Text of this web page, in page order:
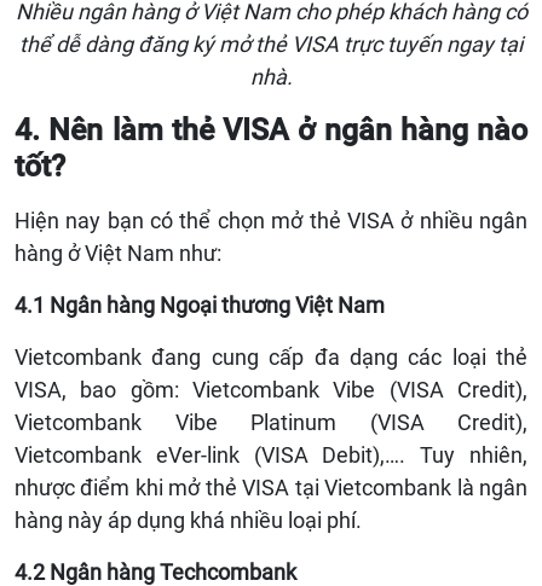
Nhiều ngân hàng ở Việt Nam cho phép khách hàng có
thể dễ dàng đăng ký mở thẻ VISA trực tuyến ngay tại
nhà.
4. Nên làm thẻ VISA ở ngân hàng nào
tốt?
Hiện nay bạn có thể chọn mở thẻ VISA ở nhiều ngân
hàng ở Việt Nam như:
4.1 Ngân hàng Ngoại thương Việt Nam
Vietcombank đang cung cấp đa dạng các loại thẻ
VISA, bao gồm: Vietcombank Vibe (VISA Credit),
Vietcombank Vibe Platinum (VISA Credit),
Vietcombank eVer-link (VISA Debit),…. Tuy nhiên,
nhược điểm khi mở thẻ VISA tại Vietcombank là ngân
hàng này áp dụng khá nhiều loại phí.
4.2 Ngân hàng Techcombank